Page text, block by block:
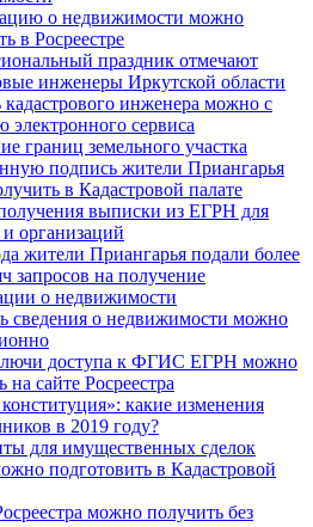
о недвижимости можно
в Росреестре
праздник отмечают
инженеры Иркутской области
инженера можно с
сервиса
границ земельного участка
подпись жители Приангарья
в Кадастровой палате
выписки из ЕГРН для
организаций
жители Приангарья подали более
запросов на получение
о недвижимости
сведения о недвижимости можно
доступа к ФГИС ЕГРН можно
на сайте Росреестра
какие изменения
в 2019 году?
для имущественных сделок
подготовить в Кадастровой
можно получить без